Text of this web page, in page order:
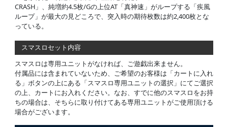
CRASH」、純増約4.5枚/Gの上位AT「真神速」がループする「疾風
ループ」が最大の見どころで、突入時の期待枚数は約2,400枚とな
っている。
スマスロセット内容
スマスロは専用ユニットがなければ、ご遊戯出来ません。
付属品には含まれていないため、ご希望のお客様は「カートに入れ
る」ボタンの上にある「スマスロ専用ユニットの選択」にてご選択
の上、カートにお入れください。なお、すでに他のスマスロをお持
ちの場合は、そちらに取り付けてある専用ユニットがご使用頂ける
場合がございます。